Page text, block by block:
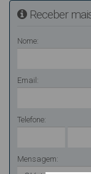
Receber
Nome:
Email:
Telefone:
Mensagem: